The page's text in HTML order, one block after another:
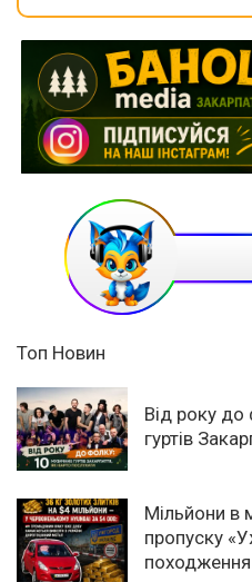
Топ Новин
Від року
гуртів
Мільйони в
пропуску
походження